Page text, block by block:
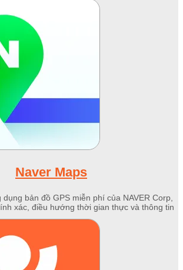
Naver Maps
bản đồ GPS miễn phí của NAVER Corp,
xác, điều hướng thời gian thực và thông tin